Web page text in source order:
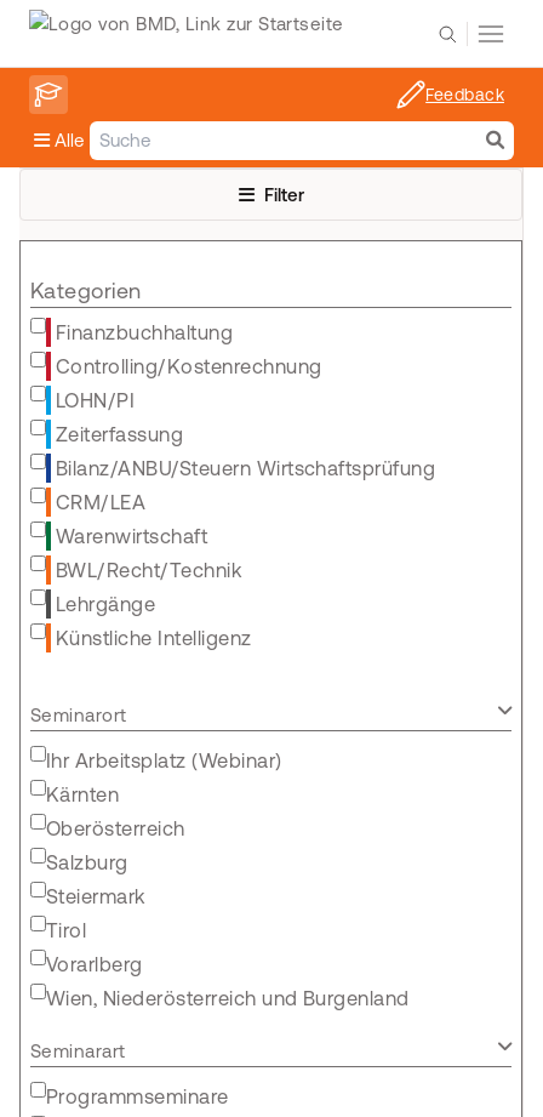
Alle
Feedback
Filter
Kategorien
Finanzbuchhaltung
Controlling/Kostenrechnung
LOHN/PI
Zeiterfassung
Bilanz/ANBU/Steuern Wirtschaftsprüfung
CRM/LEA
Warenwirtschaft
BWL/Recht/Technik
Lehrgänge
Künstliche Intelligenz
Seminarort
Ihr Arbeitsplatz (Webinar)
Kärnten
Oberösterreich
Salzburg
Steiermark
Tirol
Vorarlberg
Wien, Niederösterreich und Burgenland
Seminarart
Programmseminare